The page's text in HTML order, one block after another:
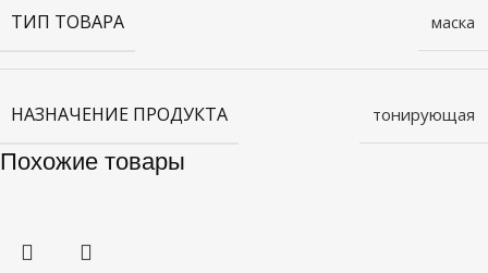
ТИП ТОВАРА маска
НАЗНАЧЕНИЕ ПРОДУКТА тонирующая
Похожие товары